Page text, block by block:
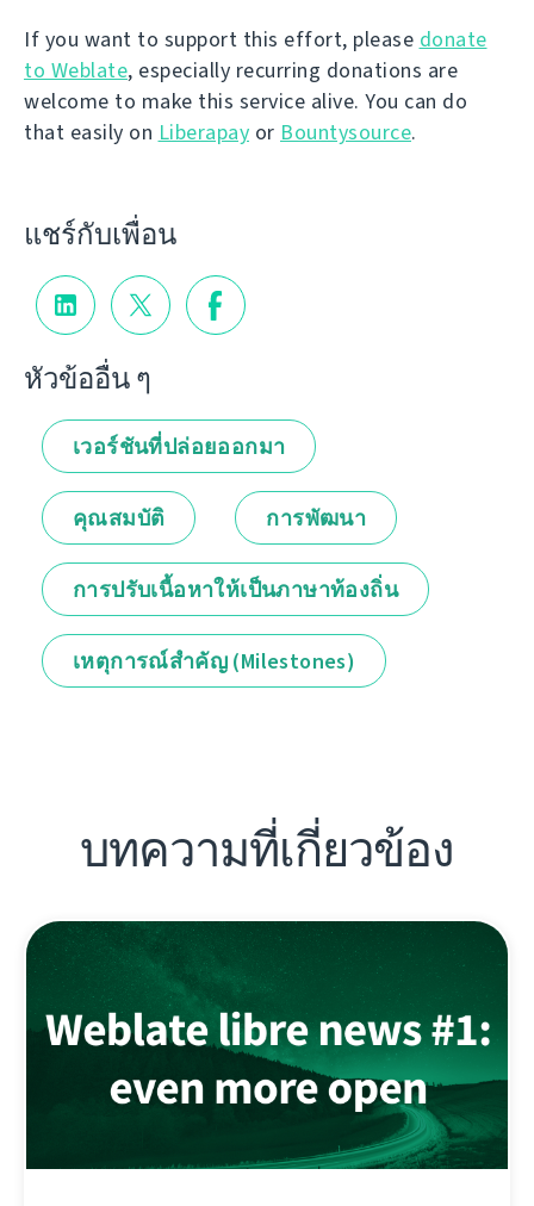
If you want to support this effort, please donate
to Weblate, especially recurring donations are
welcome to make this service alive. You can do
that easily on Liberapay or Bountysource.
แชร์กับเพื่อน
หัวข้ออื่น ๆ
เวอร์ชันที่ปล่อยออกมา
คุณสมบัติ การพัฒนา
การปรับเนื้อหาให้เป็นภาษาท้องถิ่น
เหตุการณ์สำคัญ (Milestones)
บทความที่เกี่ยวข้อง